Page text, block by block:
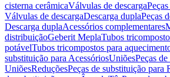
cisterna cerâmicaVálvulas de descarga
Válvulas de descargaDescarga duplaPeças
Descarga duplaAcessórios complementares
distribuiçãoGeberit MeplaTubos
potávelTubos tricompostos para
substituição para AcessóriosUniõesPeças
UniõesReduçõesPeças de substituição para